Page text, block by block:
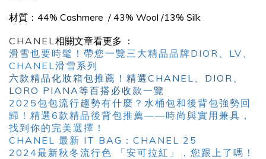
材質：44% Cashmere / 43% Wool /13% Silk
CHANEL相關文章看更多 ：
滑雪也要時髦！帶您一覽三大精品品牌DIOR、LV、
CHANEL滑雪系列
六款精品化妝箱包推薦！精選CHANEL、DIOR、
LORO PIANA等百搭必收款一覽
2025包包流行趨勢有什麼？水桶包和後背包強勢回
歸！精選6款精品後背包推薦——時尚與實用兼具，
找到你的完美選擇！
CHANEL 最新 IT BAG：CHANEL 25
2024最新秋冬流行色 「安可拉紅」，您跟上了嗎！